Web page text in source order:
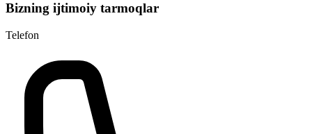
Bizning ijtimoiy tarmoqlar
Telefon